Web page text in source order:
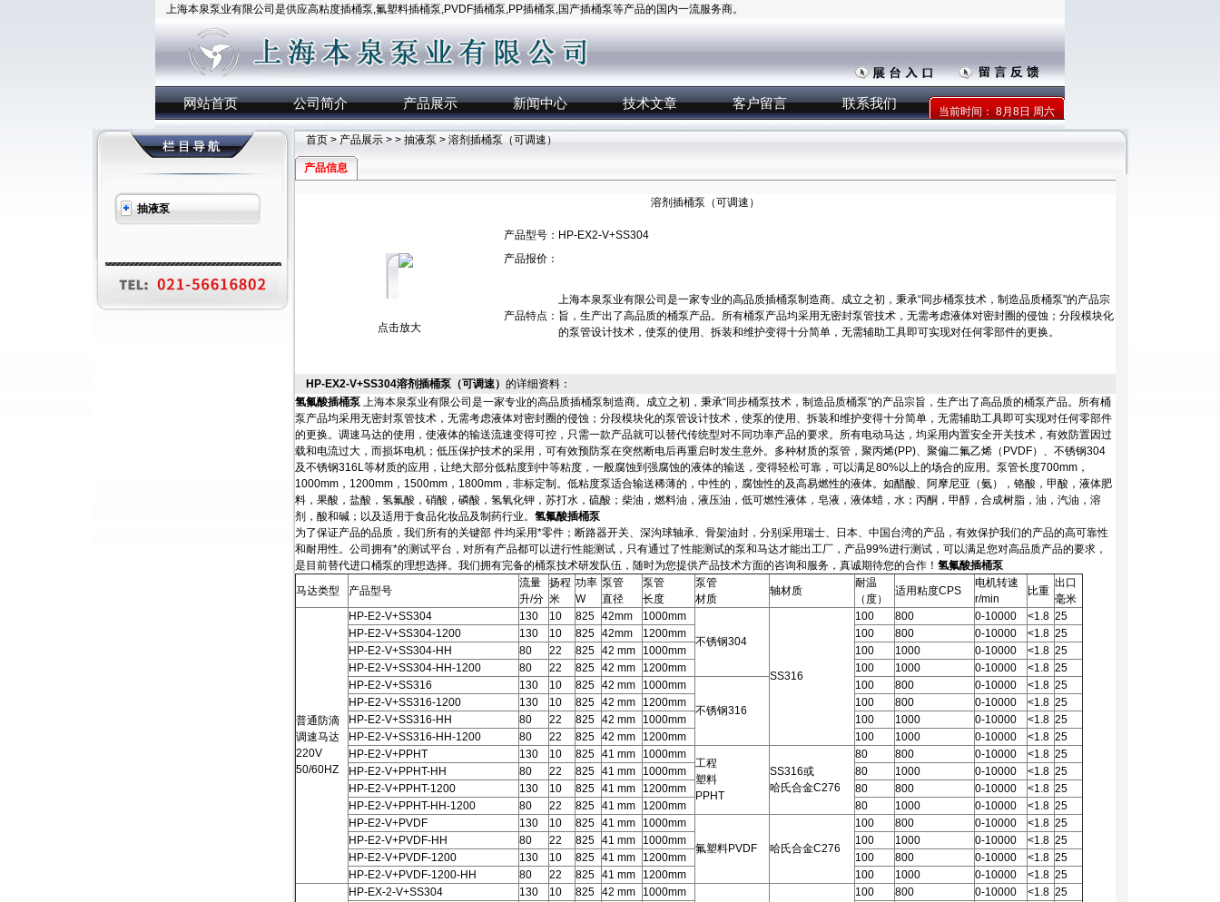
上海本泉泵业有限公司是供应高粘度插桶泵,氟塑料插桶泵,PVDF插桶泵,PP插桶泵,国产插桶泵等产品的国内一流服务商。
网站首页 公司简介 产品展示 新闻中心 技术文章 客户留言 联系我们
当前时间：8月8日 周六
抽液泵
首页> 产品展示> > 抽液泵 > 溶剂插桶泵（可调速）
产品信息
溶剂插桶泵（可调速）
点击放大
产品型号： HP-EX2-V+SS304
产品报价：
产品特点：
上海本泉泵业有限公司是一家专业的高品质插桶泵制造商。成立之初，秉承“同步桶泵技术，制造品质桶泵"的产品宗
旨，生产出了高品质的桶泵产品。所有桶泵产品均采用无密封泵管技术，无需考虑液体对密封圈的侵蚀；分段模块化
的泵管设计技术，使泵的使用、拆装和维护变得十分简单，无需辅助工具即可实现对任何零部件的更换。
HP-EX2-V+SS304溶剂插桶泵（可调速） 的详细资料：
氢氟酸插桶泵 上海本泉泵业有限公司是一家专业的高品质插桶泵制造商。成立之初，秉承“同步桶泵技术，制造品质桶泵"的产品宗旨，生产出了高品质的桶泵产品。所有桶
泵产品均采用无密封泵管技术，无需考虑液体对密封圈的侵蚀；分段模块化的泵管设计技术，使泵的使用、拆装和维护变得十分简单，无需辅助工具即可实现对任何零部件
的更换。调速马达的使用，使液体的输送流速变得可控，只需一款产品就可以替代传统型对不同功率产品的要求。所有电动马达，均采用内置安全开关技术，有效防置因过
载和电流过大，而损坏电机；低压保护技术的采用，可有效预防泵在突然断电后再重启时发生意外。多种材质的泵管，聚丙烯(PP)、聚偏二氟乙烯（PVDF）、不锈钢304
及不锈钢316L等材质的应用，让绝大部分低粘度到中等粘度，一般腐蚀到强腐蚀的液体的输送，变得轻松可靠，可以满足80%以上的场合的应用。泵管长度700mm，
1000mm，1200mm，1500mm，1800mm，非标定制。低粘度泵适合输送稀薄的，中性的，腐蚀性的及高易燃性的液体。如醋酸、阿摩尼亚（氨），铬酸，甲酸，液体肥
料，果酸，盐酸，氢氟酸，硝酸，磷酸，氢氧化钾，苏打水，硫酸；柴油，燃料油，液压油，低可燃性液体，皂液，液体蜡，水；丙酮，甲醇，合成树脂，油，汽油，溶
剂，酸和碱；以及适用于食品化妆品及制药行业。 氢氟酸插桶泵
为了保证产品的品质，我们所有的关键部 件均采用*零件；断路器开关、深沟球轴承、骨架油封，分别采用瑞士、日本、中国台湾的产品，有效保护我们的产品的高可靠性
和耐用性。公司拥有*的测试平台，对所有产品都可以进行性能测试，只有通过了性能测试的泵和马达才能出工厂，产品99%进行测试，可以满足您对高品质产品的要求，
是目前替代进口桶泵的理想选择。我们拥有完备的桶泵技术研发队伍，随时为您提供产品技术方面的咨询和服务，真诚期待您的合作！ 氢氟酸插桶泵
马达类型
产品型号
流量
升/分
扬程
米
功率
W
泵管
直径
泵管
长度
泵管
材质
轴材质
耐温
（度）
适用粘度CPS
电机转速
r/min
比重
出口
毫米
普通防滴
调速马达
220V
50/60HZ
HP-E2-V+SS304 130 10 825 42mm
1000mm
不锈钢304
SS316
100 800 0-10000 <1.8 25
HP-E2-V+SS304-1200
130 10 825 42mm 1200mm 100 800 0-10000 <1.8 25
HP-E2-V+SS304-HH
80 22 825 42 mm 1000mm 100 1000 0-10000 <1.8 25
HP-E2-V+SS304-HH-1200
80 22 825 42 mm 1200mm 100 1000 0-10000 <1.8 25
HP-E2-V+SS316
130 10 825 42 mm
1000mm
不锈钢316
100 800 0-10000 <1.8 25
HP-E2-V+SS316-1200
130 10 825 42 mm 1200mm 100 800 0-10000 <1.8 25
HP-E2-V+SS316-HH
80 22 825 42 mm 1000mm 100 1000 0-10000 <1.8 25
HP-E2-V+SS316-HH-1200
80 22 825 42 mm 1200mm 100 1000 0-10000 <1.8 25
HP-E2-V+PPHT
130 10 825 41 mm 1000mm
工程
塑料
PPHT
SS316或
哈氏合金C276
80 800 0-10000 <1.8 25
HP-E2-V+PPHT-HH
80 22 825 41 mm 1000mm 80 1000 0-10000 <1.8 25
HP-E2-V+PPHT-1200
130 10 825 41 mm 1200mm 80 800 0-10000 <1.8 25
HP-E2-V+PPHT-HH-1200
80 22 825 41 mm 1200mm 80 1000 0-10000 <1.8 25
HP-E2-V+PVDF
130 10 825 41 mm
1000mm
氟塑料PVDF
哈氏合金C276
100 800 0-10000 <1.8 25
HP-E2-V+PVDF-HH
80 22 825 41 mm 1000mm 100 1000 0-10000 <1.8 25
HP-E2-V+PVDF-1200
130 10 825 41 mm 1200mm 100 800 0-10000 <1.8 25
HP-E2-V+PVDF-1200-HH
80 22 825 41 mm 1200mm 100 1000 0-10000 <1.8 25
HP-EX-2-V+SS304 130 10 825 42 mm
1000mm
100 800 0-10000 <1.8 25